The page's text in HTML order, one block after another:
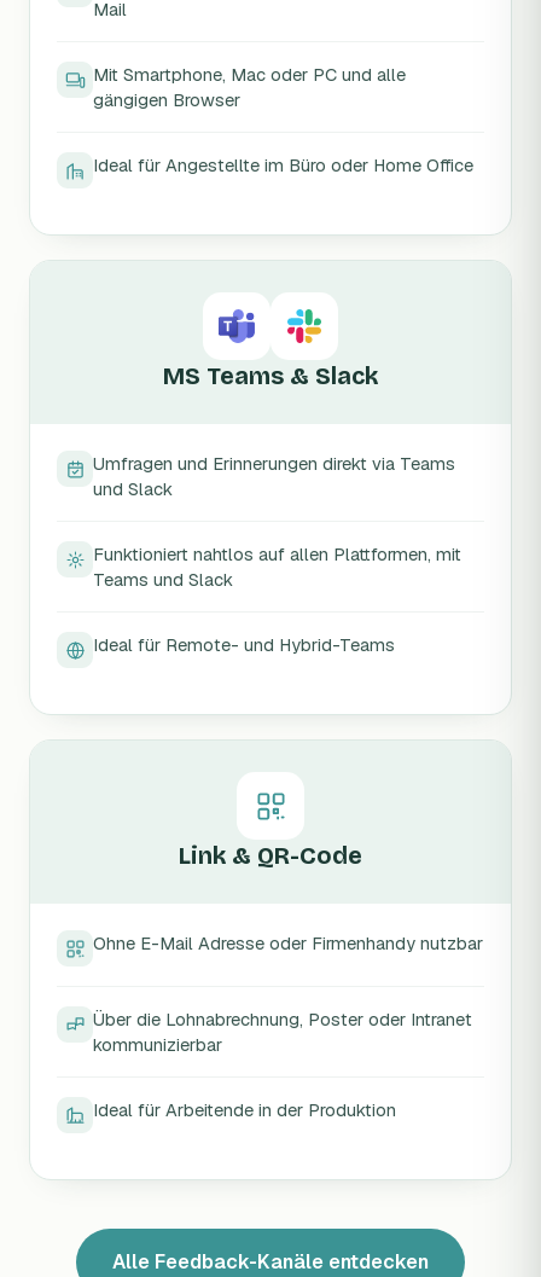
Mail
Mit Smartphone, Mac oder PC und alle
gängigen Browser
Ideal für Angestellte im Büro oder Home Office
MS Teams & Slack
Umfragen und Erinnerungen direkt via Teams
und Slack
Funktioniert nahtlos auf allen Plattformen, mit
Teams und Slack
Ideal für Remote- und Hybrid-Teams
Link & QR-Code
Ohne E-Mail Adresse oder Firmenhandy nutzbar
Über die Lohnabrechnung, Poster oder Intranet
kommunizierbar
Ideal für Arbeitende in der Produktion
Alle Feedback-Kanäle entdecken